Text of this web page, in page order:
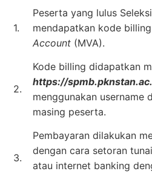
1.
Peserta yang lulus
mendapatkan kode
Account (MVA).
2.
Kode billing didapatkan
https://
menggunakan username
masing peserta.
3.
Pembayaran dilakukan
dengan cara setoran
atau internet banking